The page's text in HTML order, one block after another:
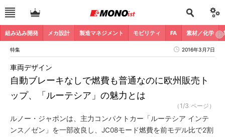
組み込み開発 メカ設計 製造マネジメント モビリティ FA 素材／化学
特集 2016年3月7日
自動ブレーキなしで燃費も普通なのに欧州販売ト
ップ、「ルーテシア」の魅力とは
車両デザイン
（1/3 ページ）
ルノー・ジャポンは、主力コンパクトカー「ルーテシア インテ
ンス／ゼン」を一部改良し、JC08モード燃費を前モデル比で2割